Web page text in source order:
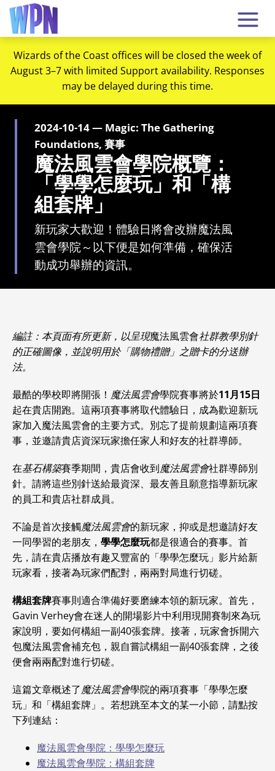
Wizards of the Coast offices will be closed the week of
August 3–7 with limited Support availability. Responses
may be delayed during this time.
2024-10-14 — Magic: The Gathering
Foundations, 賽事
魔法風雲會學院概覽：
「學學怎麼玩」和「構
組套牌」
新玩家大歡迎！體驗日將會改辦魔法風
雲會學院～以下便是如何準備，確保活
動成功舉辦的資訊。
編註：本頁面有所更新，以呈現魔法風雲會社群教學別針
的正確圖像，並說明用於「購物禮贈」之贈卡的分送辦
法。
最酷的學校即將開張！ 魔法風雲會學院賽事將於11月15日
起在貴店開跑。這兩項賽事將取代體驗日，成為歡迎新玩
家加入魔法風雲會的主要方式。別忘了提前規劃這兩項賽
事，並邀請貴店資深玩家擔任家人和好友的社群導師。
在基石構築賽季期間，貴店會收到魔法風雲會社群導師別
針。請將這些別針送給最資深、最友善且願意指導新玩家
的員工和貴店社群成員。
不論是首次接觸魔法風雲會的新玩家，抑或是想邀請好友
一同學習的老朋友， 學學怎麼玩都是很適合的賽事。首
先，請在貴店播放有趣又豐富的「學學怎麼玩」影片給新
玩家看，接著為玩家們配對，兩兩對局進行切磋。
構組套牌賽事則適合準備好要磨練本領的新玩家。首先，
Gavin Verhey會在迷人的開場影片中利用現開賽制來為玩
家說明，要如何構組一副40張套牌。接著，玩家會拆開六
包魔法風雲會補充包，親自嘗試構組一副40張套牌，之後
便會兩兩配對進行切磋。
這篇文章概述了魔法風雲會學院的兩項賽事「學學怎麼
玩」和「構組套牌」。若想跳至本文的某一小節，請點按
下列連結：
魔法風雲會學院：學學怎麼玩
魔法風雲會學院：構組套牌